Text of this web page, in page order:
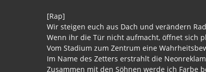
[Rap]
Wir steigen euch aus Dach und verändern
Wenn ihr die Tür nicht aufmacht, öffnet sich
Vom Stadium zum Zentrum eine
Im Name des Zetters erstrahlt die
Zusammen mit den Söhnen werde ich Farbe